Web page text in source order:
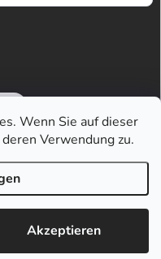
Wenn Sie auf dieser
Verwendung zu.
Akzeptieren
Rechte vorbehalten.